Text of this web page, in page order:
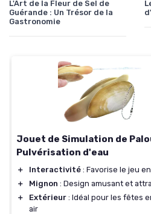
L'Art de la Fleur de Sel de
Guérande : Un Trésor de la
Gastronomie
Jouet de Simulation de
Pulvérisation d'eau
＋ Interactivité : Favorise le jeu
＋
Mignon : Design amusant et
＋
Extérieur : Idéal pour les fêtes
air